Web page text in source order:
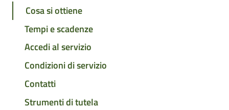
Cosa si ottiene
Tempi e scadenze
Accedi al servizio
Condizioni di servizio
Contatti
Strumenti di tutela